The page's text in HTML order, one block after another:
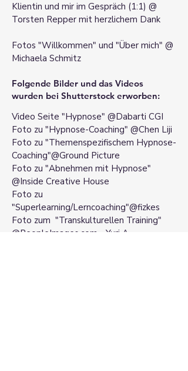
Klientin und mir im Gespräch (1:1) @
Torsten Repper mit herzlichem Dank
Fotos "Willkommen" und "Über mich" @
Michaela Schmitz
Folgende Bilder und das Videos
wurden bei Shutterstock erworben:
Video Seite "Hypnose" @Dabarti CGI
Foto zu "Hypnose-Coaching" @Chen Liji
Foto zu "Themenspezifischem Hypnose-
Coaching"@Ground Picture
Foto zu "Abnehmen mit Hypnose"
@Inside Creative House
Foto zu
"Superlearning/Lerncoaching"@fizkes
​Foto zum "Transkulturellen Training"
@PeopleImages.com - Yuri A